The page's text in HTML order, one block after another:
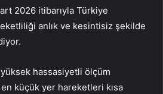
2026 itibarıyla Türkiye
anlık ve kesintisiz şekilde
hassasiyetli ölçüm
küçük yer hareketleri kısa